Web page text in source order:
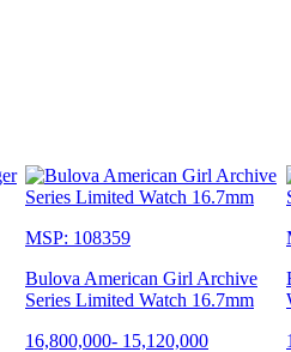
MSP: 108359
Bulova American Girl Archive
Series Limited Watch 16.7mm
16,800,000- 15,120,000